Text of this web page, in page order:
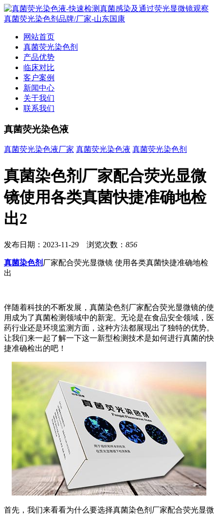
网站首页
真菌荧光染色剂
产品优势
临床对比
客户案例
新闻中心
关于我们
联系我们
真菌荧光染色液
真菌荧光染色液厂家 真菌荧光染色液 真菌荧光染色剂
真菌染色剂厂家配合荧光显微
镜使用各类真菌快捷准确地检
出2
发布日期：2023-11-29 浏览次数： 856
真菌染色剂 厂家配合荧光显微镜 使用各类真菌快捷准确地检
出
伴随着科技的不断发展，真菌染色剂厂家配合荧光显微镜的使
用成为了真菌检测领域中的新宠。无论是在食品安全领域，医
药行业还是环境监测方面，这种方法都展现出了独特的优势。
让我们来一起了解一下这一新型检测技术是如何进行真菌的快
捷准确检出的吧！
首先，我们来看看为什么要选择真菌染色剂厂家配合荧光显微